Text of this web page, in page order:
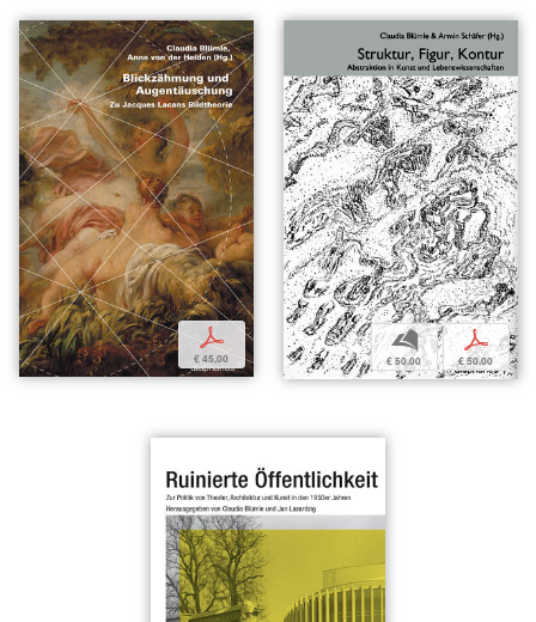
p
€ 45,00
b
€ 50,00
p
€ 50,00